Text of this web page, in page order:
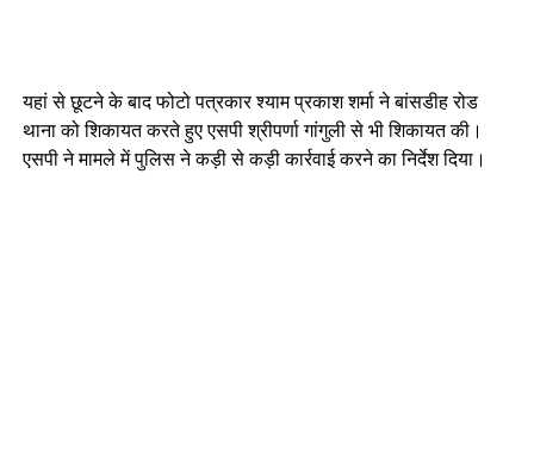
यहां से छूटने के बाद फोटो पत्रकार श्याम प्रकाश शर्मा ने बांसडीह रोड
थाना को शिकायत करते हुए एसपी श्रीपर्णा गांगुली से भी शिकायत की।
एसपी ने मामले में पुलिस ने कड़ी से कड़ी कार्रवाई करने का निर्देश दिया।